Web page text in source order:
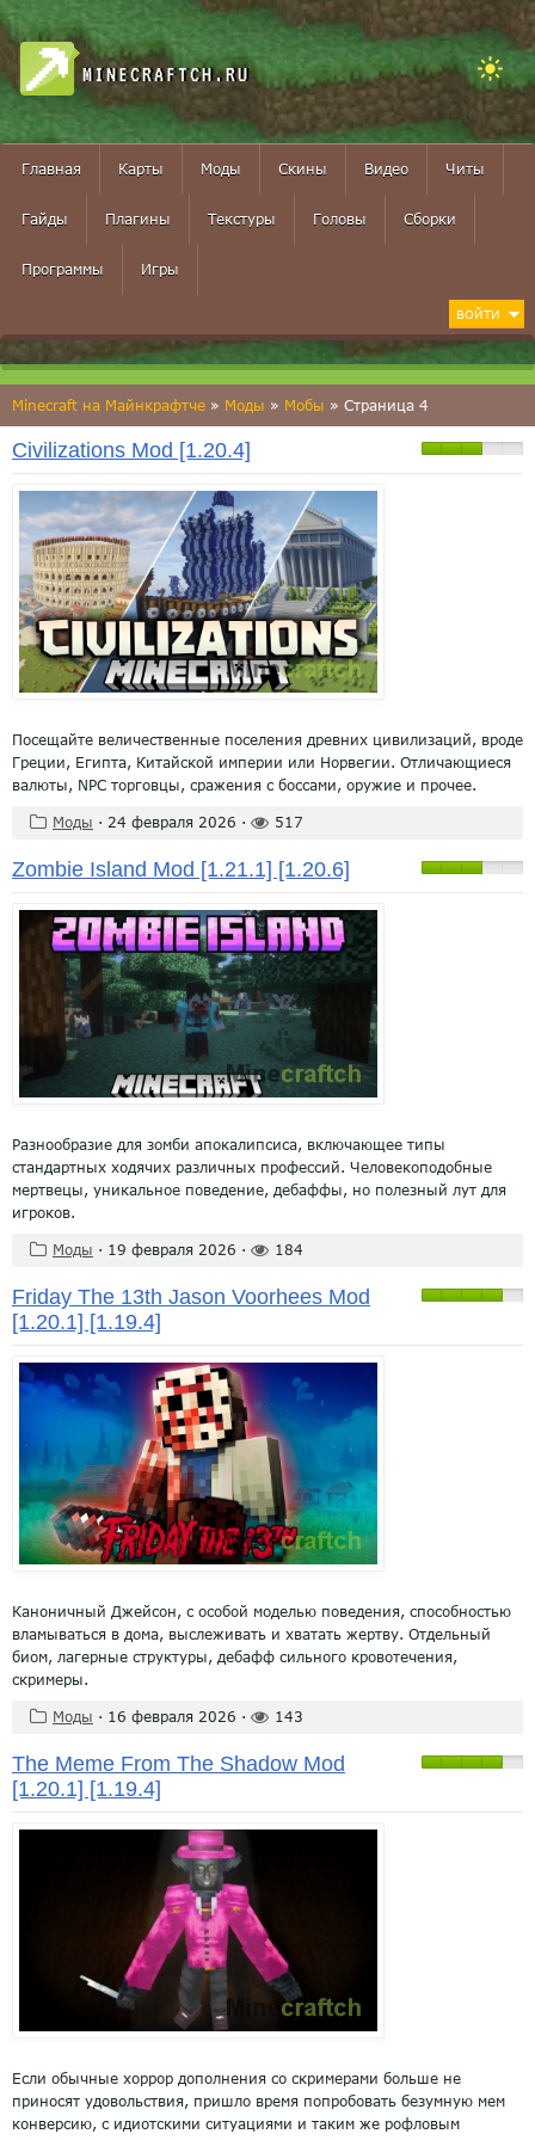
MINECRAFTCH.RU
Главная Карты Моды Скины Видео Читы
Гайды Плагины Текстуры Головы Сборки
Программы Игры
ВОЙТИ
Minecraft на Майнкрафтче » Моды » Мобы » Страница 4
Civilizations Mod [1.20.4]
Посещайте величественные поселения древних цивилизаций, вроде
Греции, Египта, Китайской империи или Норвегии. Отличающиеся
валюты, NPC торговцы, сражения с боссами, оружие и прочее.
Моды · 24 февраля 2026 · 517
Zombie Island Mod [1.21.1] [1.20.6]
Разнообразие для зомби апокалипсиса, включающее типы
стандартных ходячих различных профессий. Человекоподобные
мертвецы, уникальное поведение, дебаффы, но полезный лут для
игроков.
Моды · 19 февраля 2026 · 184
Friday The 13th Jason Voorhees Mod
[1.20.1] [1.19.4]
Каноничный Джейсон, с особой моделью поведения, способностью
вламываться в дома, выслеживать и хватать жертву. Отдельный
биом, лагерные структуры, дебафф сильного кровотечения,
скримеры.
Моды · 16 февраля 2026 · 143
The Meme From The Shadow Mod
[1.20.1] [1.19.4]
Если обычные хоррор дополнения со скримерами больше не
приносят удовольствия, пришло время попробовать безумную мем
конверсию, с идиотскими ситуациями и таким же рофловым